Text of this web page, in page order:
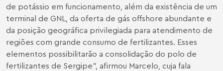
de potássio em funcionamento, além da existência de um
terminal de GNL, da oferta de gás offshore abundante e
da posição geográfica privilegiada para atendimento de
regiões com grande consumo de fertilizantes. Esses
elementos possibilitarão a consolidação do polo de
fertilizantes de Sergipe", afirmou Marcelo, cuja fala